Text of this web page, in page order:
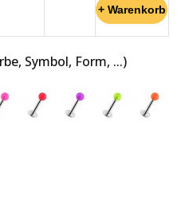
Symbol, Form, ...)